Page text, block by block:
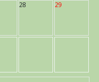
28 29